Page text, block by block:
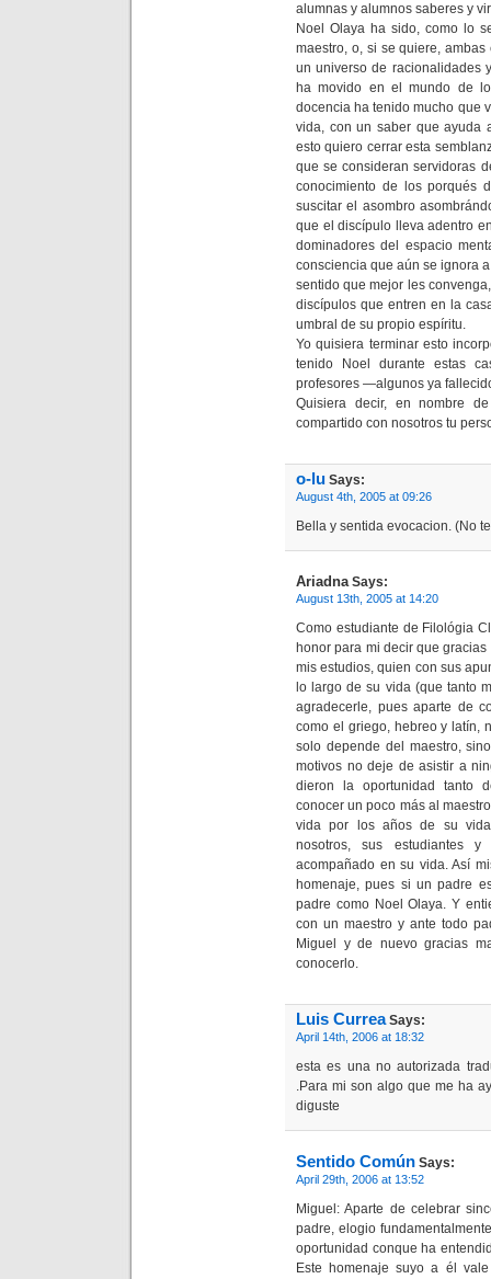
alumnas y alumnos saberes y
Noel Olaya ha sido, como lo
maestro, o, si se quiere,
un universo de racionalidades
ha movido en el mundo de
docencia ha tenido mucho que
vida, con un saber que ayuda
esto quiero cerrar esta
que se consideran servidoras
conocimiento de los porqués
suscitar el asombro
que el discípulo lleva adentro
dominadores del espacio
consciencia que aún se ignora
sentido que mejor les
discípulos que entren en la
umbral de su propio espíritu.
Yo quisiera terminar esto
tenido Noel durante estas
profesores —algunos ya
Quisiera decir, en nombre
compartido con nosotros tu
o-lu Says:
August 4th, 2005 at 09:26
Bella y sentida evocacion. (No
AriadnaSays:
August 13th, 2005 at 14:20
Como estudiante de Filológia
honor para mi decir que
mis estudios, quien con sus
lo largo de su vida (que tanto
agradecerle, pues aparte de
como el griego, hebreo y latín,
solo depende del maestro,
motivos no deje de asistir a
dieron la oportunidad tanto
conocer un poco más al
vida por los años de su
nosotros, sus estudiantes
acompañado en su vida. Así
homenaje, pues si un padre
padre como Noel Olaya. Y
con un maestro y ante todo
Miguel y de nuevo gracias
conocerlo.
Luis CurreaSays:
April 14th, 2006 at 18:32
esta es una no autorizada
.Para mi son algo que me ha
diguste
Sentido Común Says:
April 29th, 2006 at 13:52
Miguel: Aparte de celebrar
padre, elogio
oportunidad conque ha
Este homenaje suyo a él